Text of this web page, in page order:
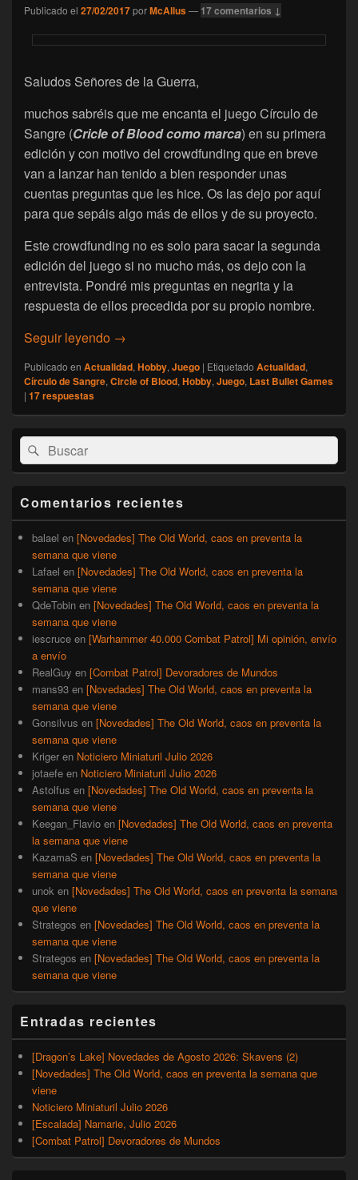
Publicado el 27/02/2017porMcAllus— 17 comentarios ↓
Saludos Señores de la Guerra,
muchos sabréis que me encanta el juego Círculo de
Sangre (Cricle of Blood como marca) en su primera
edición y con motivo del crowdfunding que en breve
van a lanzar han tenido a bien responder unas
cuentas preguntas que les hice. Os las dejo por aquí
para que sepáis algo más de ellos y de su proyecto.
Este crowdfunding no es solo para sacar la segunda
edición del juego si no mucho más, os dejo con la
entrevista. Pondré mis preguntas en negrita y la
respuesta de ellos precedida por su propio nombre.
Seguir leyendo Entrevista a Last Bullet Games
→
Publicado en Actualidad,Hobby,Juego | Etiquetado Actualidad,
Círculo de Sangre,Circle of Blood,Hobby,Juego, Last Bullet Games
| 17respuestas
El
área
de
lateral
primaria
Buscar
por:
Buscar
Comentarios recientes
balael en [Novedades] The Old World, caos en preventa la
semana que viene
Lafael en [Novedades] The Old World, caos en preventa la
semana que viene
QdeTobin en [Novedades] The Old World, caos en preventa la
semana que viene
iescruce en [Warhammer 40.000 Combat Patrol] Mi opinión, envío
a envío
RealGuy en [Combat Patrol] Devoradores de Mundos
mans93 en [Novedades] The Old World, caos en preventa la
semana que viene
Gonsilvus en [Novedades] The Old World, caos en preventa la
semana que viene
Kriger en Noticiero Miniaturil Julio 2026
jotaefe en Noticiero Miniaturil Julio 2026
Astolfus en [Novedades] The Old World, caos en preventa la
semana que viene
Keegan_Flavio en [Novedades] The Old World, caos en preventa
la semana que viene
KazamaS en [Novedades] The Old World, caos en preventa la
semana que viene
unok en [Novedades] The Old World, caos en preventa la semana
que viene
Strategos en [Novedades] The Old World, caos en preventa la
semana que viene
Strategos en [Novedades] The Old World, caos en preventa la
semana que viene
Entradas recientes
[Dragon’s Lake] Novedades de Agosto 2026: Skavens (2)
[Novedades] The Old World, caos en preventa la semana que
viene
Noticiero Miniaturil Julio 2026
[Escalada] Namarie, Julio 2026
[Combat Patrol] Devoradores de Mundos